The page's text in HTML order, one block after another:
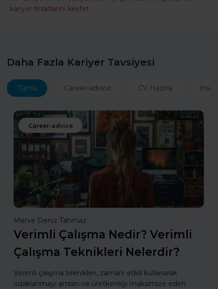
kariyer fırsatlarını keşfet.
Daha Fazla Kariyer Tavsiyesi
Tümü Career-advice CV Hazırla
Career-advice
Merve Deniz Tahmaz
Verimli Çalışma Nedir? Verimli
Çalışma Teknikleri Nelerdir?
Verimli çalışma teknikleri, zamanı etkili kullanarak
odaklanmayı artıran ve üretkenliği maksimize eden